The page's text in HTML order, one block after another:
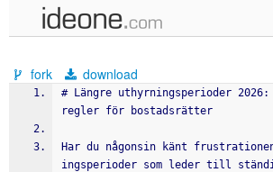
samples
recent codes
sign in
fork download
# Längre uthyrningsperioder 2026:
regler för bostadsrätter
Har du någonsin känt
ingsperioder som leder till